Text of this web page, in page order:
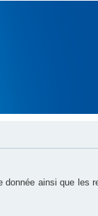
ainsi que les